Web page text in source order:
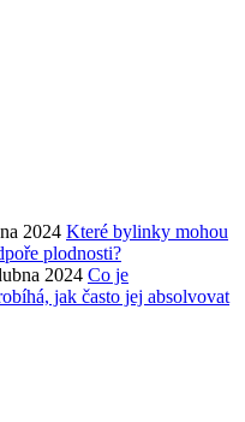
2024 Které bylinky mohou
plodnosti?
2024 Co je
jak často jej absolvovat